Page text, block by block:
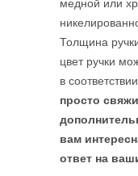
медной или
Толщина
цвет ручки
в
просто
вам
ответ на